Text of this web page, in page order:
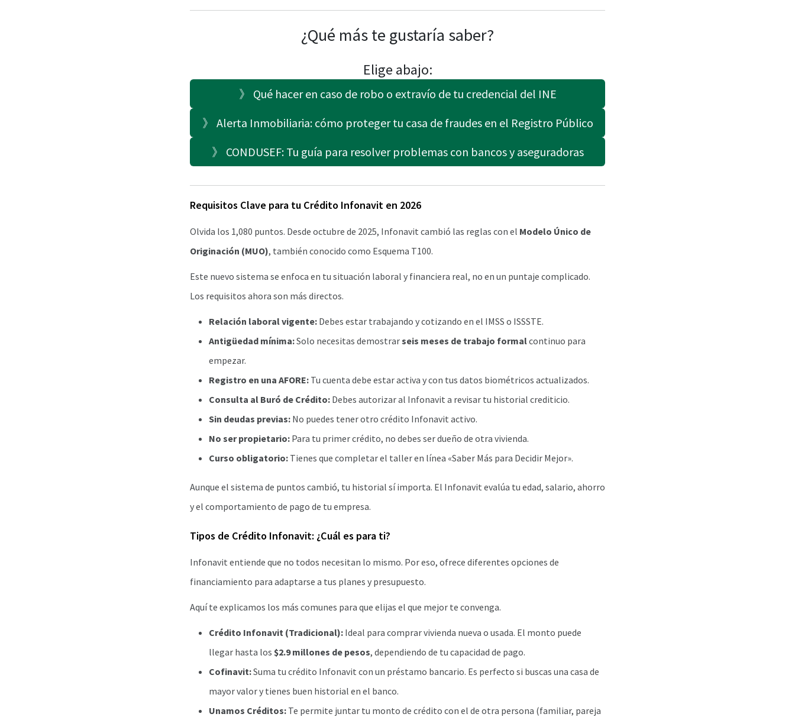
¿Qué más te gustaría saber?
Elige abajo:
》 Qué hacer en caso de robo o extravío de tu credencial del INE
》 Alerta Inmobiliaria: cómo proteger tu casa de fraudes en el Registro Público
》 CONDUSEF: Tu guía para resolver problemas con bancos y aseguradoras
Requisitos Clave para tu Crédito Infonavit en 2026
Olvida los 1,080 puntos. Desde octubre de 2025, Infonavit cambió las reglas con el Modelo Único de
Originación (MUO), también conocido como Esquema T100.
Este nuevo sistema se enfoca en tu situación laboral y financiera real, no en un puntaje complicado.
Los requisitos ahora son más directos.
Relación laboral vigente: Debes estar trabajando y cotizando en el IMSS o ISSSTE.
Antigüedad mínima:Solo necesitas demostrarseis meses de trabajo formalcontinuo para
empezar.
Registro en una AFORE: Tu cuenta debe estar activa y con tus datos biométricos actualizados.
Consulta al Buró de Crédito: Debes autorizar al Infonavit a revisar tu historial crediticio.
Sin deudas previas: No puedes tener otro crédito Infonavit activo.
No ser propietario: Para tu primer crédito, no debes ser dueño de otra vivienda.
Curso obligatorio: Tienes que completar el taller en línea «Saber Más para Decidir Mejor».
Aunque el sistema de puntos cambió, tu historial sí importa. El Infonavit evalúa tu edad, salario, ahorro
y el comportamiento de pago de tu empresa.
Tipos de Crédito Infonavit: ¿Cuál es para ti?
Infonavit entiende que no todos necesitan lo mismo. Por eso, ofrece diferentes opciones de
financiamiento para adaptarse a tus planes y presupuesto.
Aquí te explicamos los más comunes para que elijas el que mejor te convenga.
Crédito Infonavit (Tradicional): Ideal para comprar vivienda nueva o usada. El monto puede
llegar hasta los $2.9 millones de pesos, dependiendo de tu capacidad de pago.
Cofinavit:Suma tu crédito Infonavit con un préstamo bancario. Es perfecto si buscas una casa de
mayor valor y tienes buen historial en el banco.
Unamos Créditos: Te permite juntar tu monto de crédito con el de otra persona (familiar, pareja